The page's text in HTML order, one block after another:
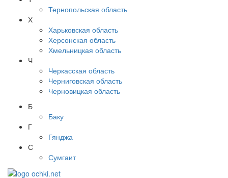
Тернопольская область
Х
Харьковская область
Херсонская область
Хмельницкая область
Ч
Черкасская область
Черниговская область
Черновицкая область
Б
Баку
Г
Гянджа
С
Сумгаит